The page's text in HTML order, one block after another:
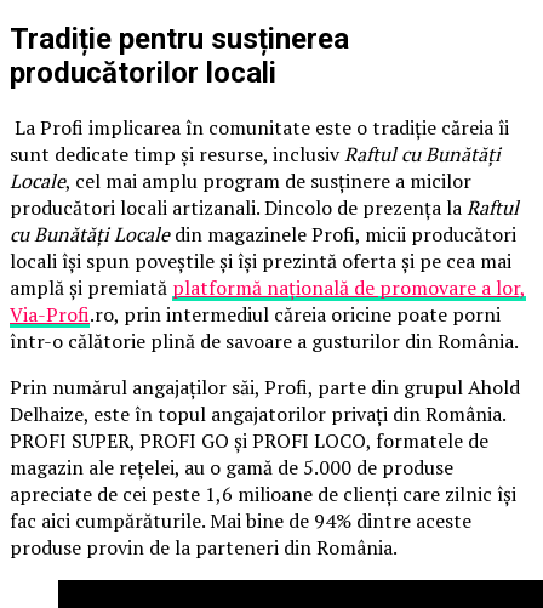
Tradiție pentru susținerea
producătorilor locali
La Profi implicarea în comunitate este o tradiție căreia îi
sunt dedicate timp și resurse, inclusivRaftul cu Bunătăți
Locale, cel mai amplu program de susținere a micilor
producători locali artizanali. Dincolo de prezența laRaftul
cu Bunătăți Localedin magazinele Profi, micii producători
locali își spun poveștile și își prezintă oferta și pe cea mai
amplă și premiată platformă națională de promovare a lor,
Via-Profi.ro, prin intermediul căreia oricine poate porni
într-o călătorie plină de savoare a gusturilor din România.
Prin numărul angajaților săi, Profi, parte din grupul Ahold
Delhaize, este în topul angajatorilor privați din România.
PROFI SUPER, PROFI GO și PROFI LOCO, formatele de
magazin ale rețelei, au o gamă de 5.000 de produse
apreciate de cei peste 1,6 milioane de clienți care zilnic își
fac aici cumpărăturile. Mai bine de 94% dintre aceste
produse provin de la parteneri din România.